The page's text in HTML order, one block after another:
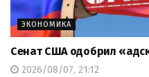
ЭКОНОМИКА
Сенат США одобрил
2026/08/07, 21:12